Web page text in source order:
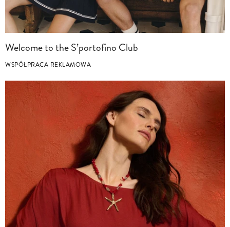
Welcome to the S’portofino Club
WSPÓŁPRACA REKLAMOWA